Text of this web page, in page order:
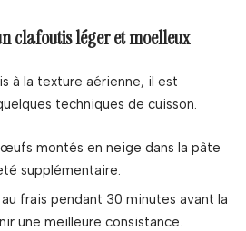
clafoutis léger et moelleux
à la texture aérienne, il est
techniques de cuisson.
montés en neige dans la pâte
supplémentaire.
frais pendant 30 minutes avant la
une meilleure consistance.